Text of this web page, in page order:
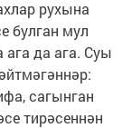
рухына
булган мул
да ага. Суы
сагынган
тирәсеннән